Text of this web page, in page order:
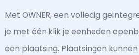
Met OWNER, een volledig
je met één klik je eenheden
een plaatsing. Plaatsingen